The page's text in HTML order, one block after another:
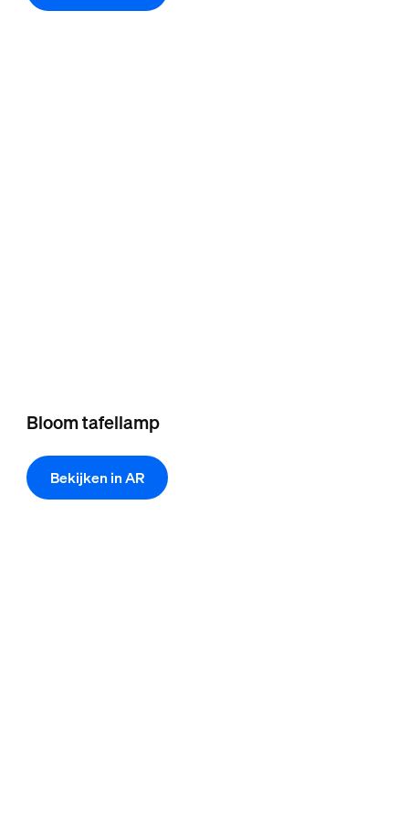
Bloom tafellamp
Bekijken in AR